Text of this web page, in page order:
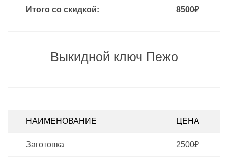
Итого со скидкой: 8500₽
Выкидной ключ Пежо
НАИМЕНОВАНИЕ ЦЕНА
Заготовка 2500₽